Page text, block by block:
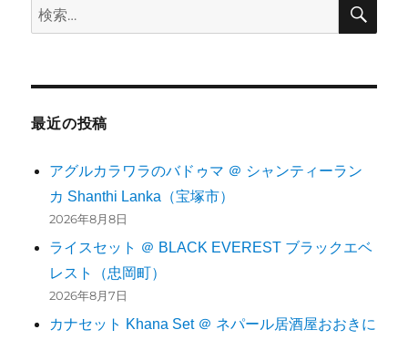
検
索:
最近の投稿
アグルカラワラのバドゥマ ＠ シャンティーラン
カ Shanthi Lanka（宝塚市）
2026年8月8日
ライスセット ＠ BLACK EVEREST ブラックエベ
レスト（忠岡町）
2026年8月7日
カナセット Khana Set ＠ ネパール居酒屋おおきに